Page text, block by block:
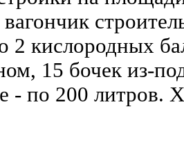
кислородных
15 бочек из-
- по 200 литров.